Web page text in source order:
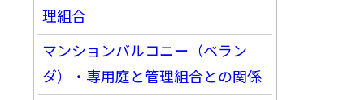
理組合
マンションバルコニー（ベラン
ダ）・専用庭と管理組合との関係